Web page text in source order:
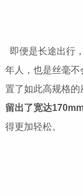
即便是长途出行
年人，也是丝毫
置了如此高规格的
留出了宽达
得更加轻松。